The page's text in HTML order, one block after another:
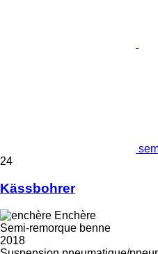
24
Kässbohrer
Enchère
Semi-remorque benne
2018